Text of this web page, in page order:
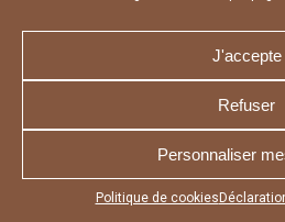
J'accepte
Refuser
Personnaliser
Politique de cookies
Appuyez sur le bouton partager en bas